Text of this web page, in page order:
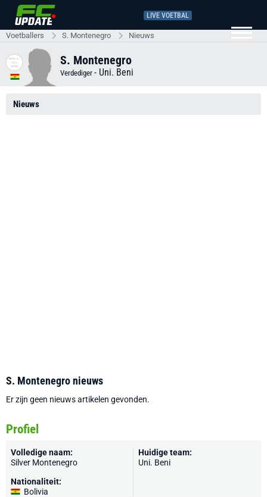
LIVE VOETBAL
Voetballers S. Montenegro Nieuws
S. Montenegro
Verdediger - Uni. Beni
Nieuws
S. Montenegro nieuws
Er zijn geen nieuws artikelen gevonden.
Profiel
Volledige naam:
Silver Montenegro
Nationaliteit:
Bolivia
Huidige team:
Uni. Beni